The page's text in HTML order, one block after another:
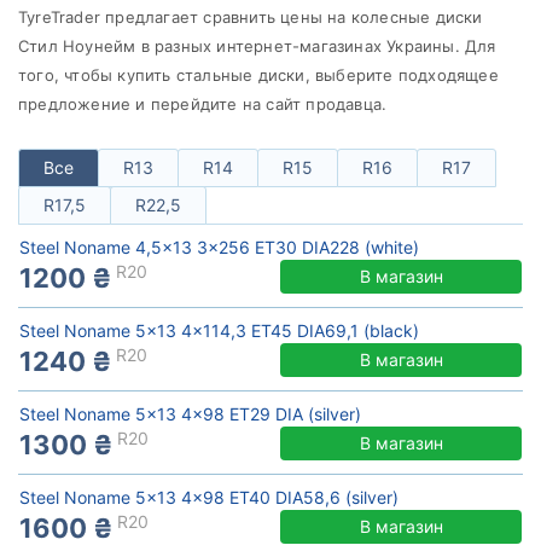
TyreTrader предлагает сравнить цены на колесные диски
Стил Ноунейм в разных интернет-магазинах Украины. Для
того, чтобы купить cтальные диски, выберите подходящее
предложение и перейдите на сайт продавца.
Все R13 R14 R15 R16
R17
R17,5
R22,5
Steel Noname 4,5x13 3x256 ET30 DIA228 (white)
1200 ₴ R20 В магазин
Steel Noname 5x13 4x114,3 ET45 DIA69,1 (black)
1240 ₴ R20 В магазин
Steel Noname 5x13 4x98 ET29 DIA (silver)
1300 ₴ R20 В магазин
Steel Noname 5x13 4x98 ET40 DIA58,6 (silver)
1600 ₴ R20 В магазин
от до
Все бренды
Тип диска
Сбросить Подобрать